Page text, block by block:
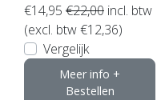
€14,95 €22,00 incl. btw
(excl. btw €12,36)
Vergelijk
Meer info +
Bestellen